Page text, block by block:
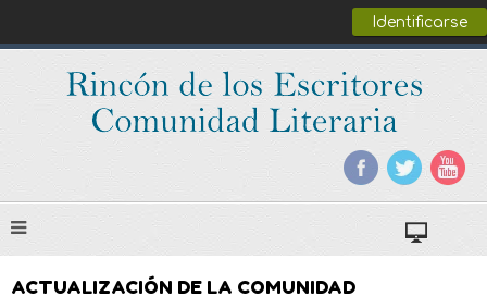
Identificarse
ACTUALIZACIÓN DE LA COMUNIDAD